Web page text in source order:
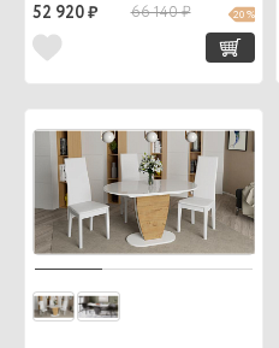
52 920 ₽ 66 140 ₽ 20 %